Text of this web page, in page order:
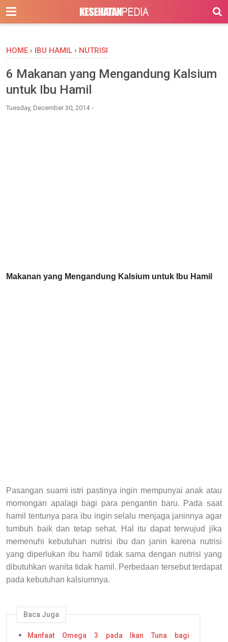
-->
HOME › IBU HAMIL › NUTRISI
6 Makanan yang Mengandung Kalsium
untuk Ibu Hamil
Tuesday, December 30, 2014
Makanan yang Mengandung Kalsium untuk Ibu Hamil
Pasangan suami istri pastinya ingin mempunyai anak atau
momongan apalagi bagi para pengantin baru. Pada saat
hamil tentunya para ibu ingin selalu menjaga janinnya agar
tumbuh baik dan tetap sehat. Hal itu dapat terwujud jika
memenuhi kebutuhan nutrisi ibu dan janin karena nutrisi
yang diperlukan ibu hamil tidak sama dengan nutrisi yang
dibutuhkan wanita tidak hamil. Perbedaan tersebut terdapat
pada kebutuhan kalsiumnya.
Baca Juga
Manfaat Omega 3 pada Ikan Tuna bagi